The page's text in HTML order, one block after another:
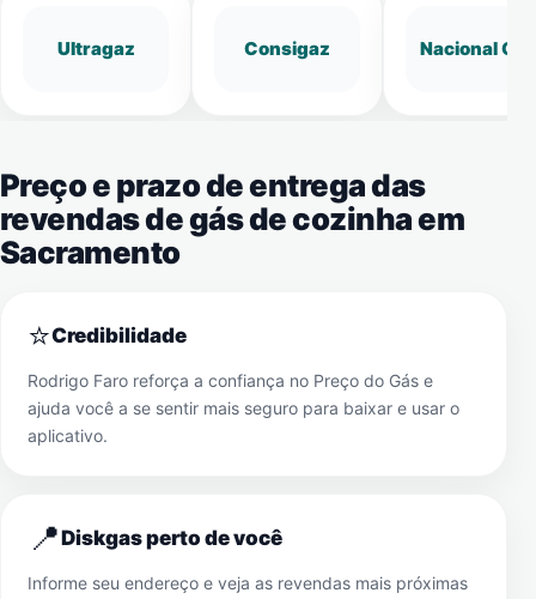
Ultragaz Consigaz Nacional Gás
Preço e prazo de entrega das
revendas de gás de cozinha em
Sacramento
⭐Credibilidade
Rodrigo Faro reforça a confiança no Preço do Gás e
ajuda você a se sentir mais seguro para baixar e usar o
aplicativo.
📍Diskgas perto de você
Informe seu endereço e veja as revendas mais próximas